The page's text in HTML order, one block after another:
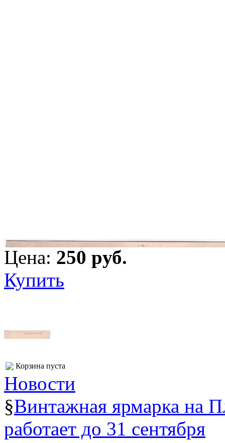
Цена: 250 pуб.
Купить
Корзина пуста
Новости
§Винтажная ярмарка на
работает до 31 сентября